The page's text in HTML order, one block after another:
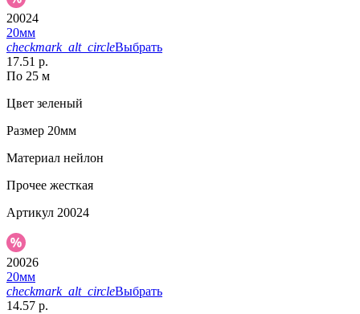
20024
20мм
checkmark_alt_circleВыбрать
17.51 р.
По 25 м
Цвет зеленый
Размер 20мм
Материал нейлон
Прочее жесткая
Артикул 20024
20026
20мм
checkmark_alt_circleВыбрать
14.57 р.